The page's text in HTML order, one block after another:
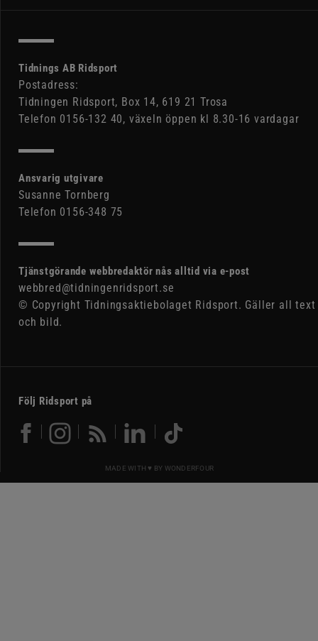
Tidnings AB Ridsport
Postadress:
Tidningen Ridsport, Box 14, 619 21 Trosa
Telefon 0156-132 40, växeln öppen kl 8.30-16 vardagar
Ansvarig utgivare
Susanne Tornberg
Telefon 0156-348 75
Tjänstgörande webbredaktör nås alltid via e-post
webbred@tidningenridsport.se
© Copyright Tidningsaktiebolaget Ridsport. Gäller all text
och bild.
Följ Ridsport på
MADE WITH ♥ BY WONDERFOUR